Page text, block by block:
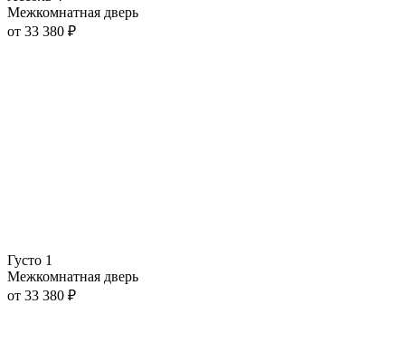
Межкомнатная дверь
от 33 380 ₽
Густо 1
Межкомнатная дверь
от 33 380 ₽